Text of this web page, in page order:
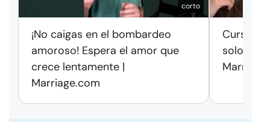
corto
¡No caigas en el bombardeo
amoroso! Espera el amor que
crece lentamente |
Marriage.com
Cursos
solo